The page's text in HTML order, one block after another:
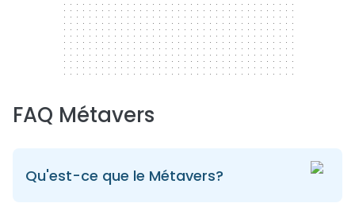
FAQ Métavers
Qu'est-ce que le Métavers?